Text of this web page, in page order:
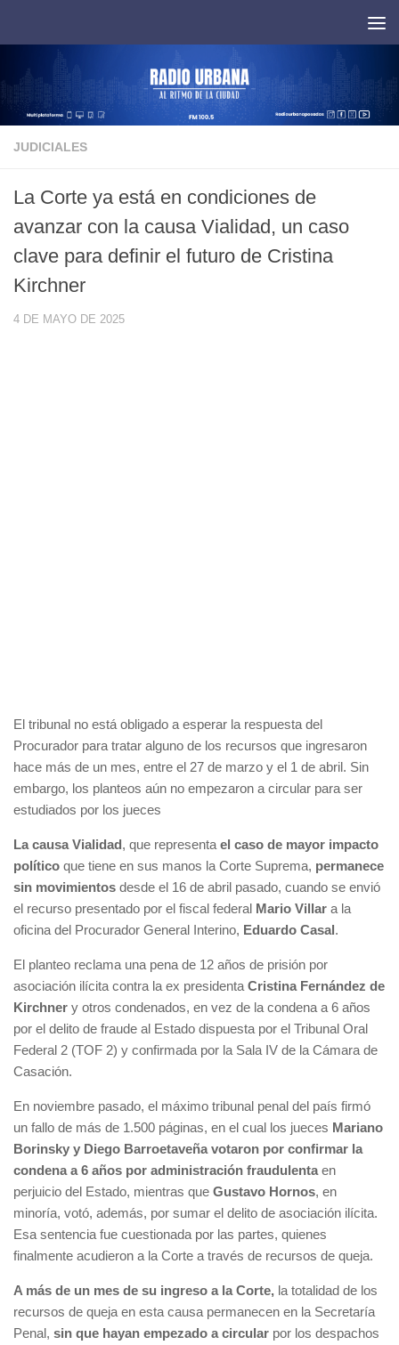
JUDICIALES
La Corte ya está en condiciones de
avanzar con la causa Vialidad, un caso
clave para definir el futuro de Cristina
Kirchner
4 DE MAYO DE 2025
El tribunal no está obligado a esperar la respuesta del
Procurador para tratar alguno de los recursos que ingresaron
hace más de un mes, entre el 27 de marzo y el 1 de abril. Sin
embargo, los planteos aún no empezaron a circular para ser
estudiados por los jueces
La causa Vialidad, que representa el caso de mayor impacto
político que tiene en sus manos la Corte Suprema, permanece
sin movimientos desde el 16 de abril pasado, cuando se envió
el recurso presentado por el fiscal federal Mario Villar a la
oficina del Procurador General Interino, Eduardo Casal.
El planteo reclama una pena de 12 años de prisión por
asociación ilícita contra la ex presidenta Cristina Fernández de
Kirchner y otros condenados, en vez de la condena a 6 años
por el delito de fraude al Estado dispuesta por el Tribunal Oral
Federal 2 (TOF 2) y confirmada por la Sala IV de la Cámara de
Casación.
En noviembre pasado, el máximo tribunal penal del país firmó
un fallo de más de 1.500 páginas, en el cual los jueces Mariano
Borinsky y Diego Barroetaveña votaron por confirmar la
condena a 6 años por administración fraudulenta en
perjuicio del Estado, mientras que Gustavo Hornos, en
minoría, votó, además, por sumar el delito de asociación ilícita.
Esa sentencia fue cuestionada por las partes, quienes
finalmente acudieron a la Corte a través de recursos de queja.
A más de un mes de su ingreso a la Corte, la totalidad de los
recursos de queja en esta causa permanecen en la Secretaría
Penal, sin que hayan empezado a circular por los despachos